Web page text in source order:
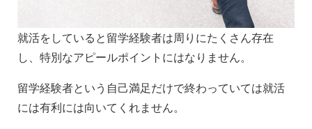
就活をしていると留学経験者は周りにたくさん存在
し、特別なアピールポイントにはなりません。
留学経験者という自己満足だけで終わっていては就活
には有利には向いてくれません。